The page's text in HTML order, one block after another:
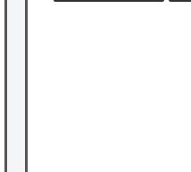
のは韓国人である